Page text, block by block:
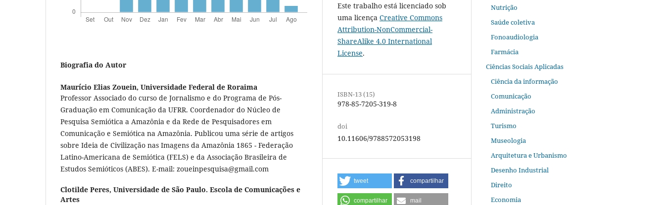
Biografia do Autor
Maurício Elias Zouein, Universidade Federal de Roraima
Professor Associado do curso de Jornalismo e do Programa de Pós-
Graduação em Comunicação da UFRR. Coordenador do Núcleo de
Pesquisa Semiótica a Amazônia e da Rede de Pesquisadores em
Comunicação e Semiótica na Amazônia. Publicou uma série de artigos
sobre Ideia de Civilização nas Imagens da Amazônia 1865 - Federação
Latino-Americana de Semiótica (FELS) e da Associação Brasileira de
Estudos Semióticos (ABES). E-mail: zoueinpesquisa@gmail.com
Clotilde Peres, Universidade de São Paulo. Escola de Comunicações e
Artes
Este trabalho está licenciado sob
uma licença Creative Commons
Attribution-NonCommercial-
ShareAlike 4.0 International
License.
ISBN-13 (15)
978-85-7205-319-8
doi
10.11606/9788572053198
tweet compartilhar
compartilhar mail
Nutrição
Saúde coletiva
Fonoaudiologia
Farmácia
Ciências Sociais Aplicadas
Ciência da informação
Comunicação
Administração
Turismo
Museologia
Arquitetura e Urbanismo
Desenho Industrial
Direito
Economia